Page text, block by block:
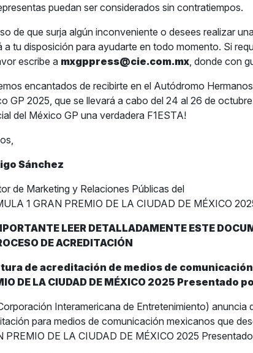
puedan ser considerados sin contratiempos.
de que surja algún inconveniente o desees realizar
a tu disposición para ayudarte en todo momento. Si
escribe a mxgppress@cie.com.mx, donde con
encantados de recibirte en el Autódromo
GP 2025, que se llevará a cabo del 24 al 26 de
del México GP una verdadera F1ESTA!
Sánchez
de Marketing y Relaciones Públicas del
1 GRAN PREMIO DE LA CIUDAD DE MÉXICO
LEER DETALLADAMENTE ESTE
DE ACREDITACIÓN
de acreditación de medios de comunicación
DE LA CIUDAD DE MÉXICO 2025 Presentado
Interamericana de Entretenimiento) anuncia
para medios de comunicación mexicanos que
PREMIO DE LA CIUDAD DE MÉXICO 2025